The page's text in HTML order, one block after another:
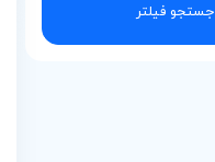
جستجو فیلتر